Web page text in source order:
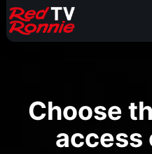
Choose
access